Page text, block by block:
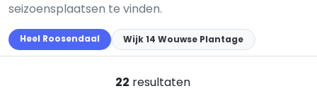
seizoensplaatsen te vinden.
Heel Roosendaal Wijk 14 Wouwse Plantage
22 resultaten